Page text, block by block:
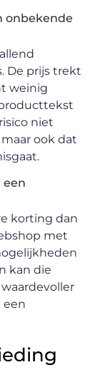
onbekende
De prijs trekt
weinig
niet
ook dat
een
korting dan
met
kan die
een